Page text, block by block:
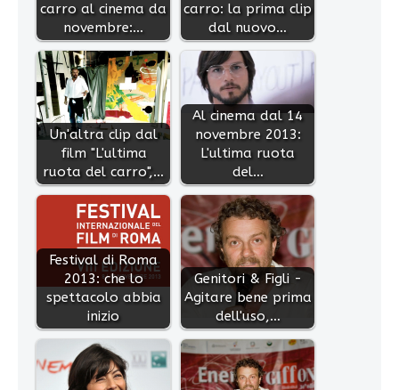
carro al cinema da
novembre:…
carro: la prima clip
dal nuovo…
Un'altra clip dal
film "L'ultima
ruota del carro",…
Al cinema dal 14
novembre 2013:
L'ultima ruota
del…
Festival di Roma
2013: che lo
spettacolo abbia
inizio
Genitori & Figli -
Agitare bene prima
dell'uso,…